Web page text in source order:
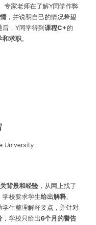
专家老师在了解Y同学作弊
，并说明自己的情况希望
，Y同学得到 课程C+的
和求职。
University
背景和经验，从网上找了
学校要求学生给出解释。
生整理解释要点，并针对
，学校只给出6个月的警告